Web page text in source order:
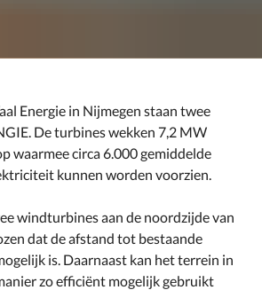
Energie in Nijmegen staan twee
De turbines wekken 7,2 MW
waarmee circa 6.000 gemiddelde
kunnen worden voorzien.
windturbines aan de noordzijde van
dat de afstand tot bestaande
is. Daarnaast kan het terrein in
zo efficiënt mogelijk gebruikt